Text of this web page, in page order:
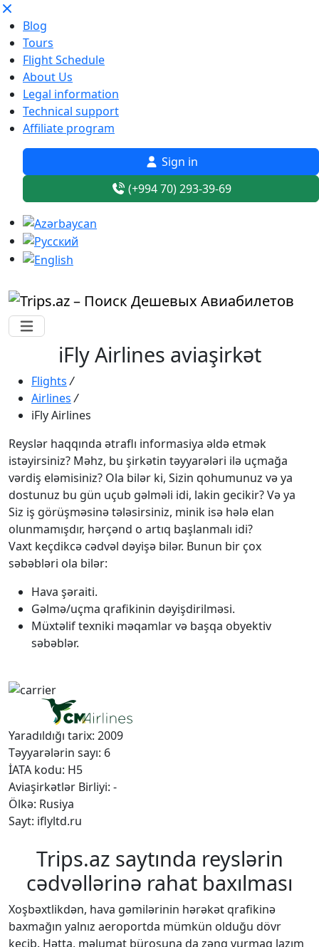
Blog
Tours
Flight Schedule
About Us
Legal information
Technical support
Affiliate program
Sign in
(+994 70) 293-39-69
iFly Airlines aviaşirkət
Flights /
Airlines /
iFly Airlines
Reyslər haqqında ətraflı informasiya əldə etmək
istəyirsiniz? Məhz, bu şirkətin təyyarələri ilə uçmağa
vərdiş eləmisiniz? Ola bilər ki, Sizin qohumunuz və ya
dostunuz bu gün uçub gəlməli idi, lakin gecikir? Və ya
Siz iş görüşməsinə tələsirsiniz, minik isə hələ elan
olunmamışdır, hərçənd o artıq başlanmalı idi?
Vaxt keçdikcə cədvəl dəyişə bilər. Bunun bir çox
səbəbləri ola bilər:
Hava şəraiti.
Gəlmə/uçma qrafikinin dəyişdirilməsi.
Müxtəlif texniki məqamlar və başqa obyektiv
səbəblər.
Yaradıldığı tarix: 2009
Təyyarələrin sayı: 6
İATA kodu: H5
Aviaşirkətlər Birliyi: -
Ölkə: Rusiya
Sayt: iflyltd.ru
Trips.az saytında reyslərin
cədvəllərinə rahat baxılması
Xoşbəxtlikdən, hava gəmilərinin hərəkət qrafikinə
baxmağın yalnız aeroportda mümkün olduğu dövr
keçib. Hətta, məlumat bürosuna da zəng vurmaq lazım